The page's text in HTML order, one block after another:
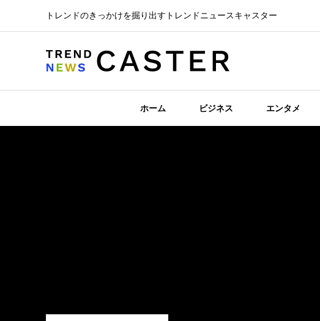
トレンドのきっかけを掘り出すトレンドニュースキャスター
ホーム ビジネス エンタメ